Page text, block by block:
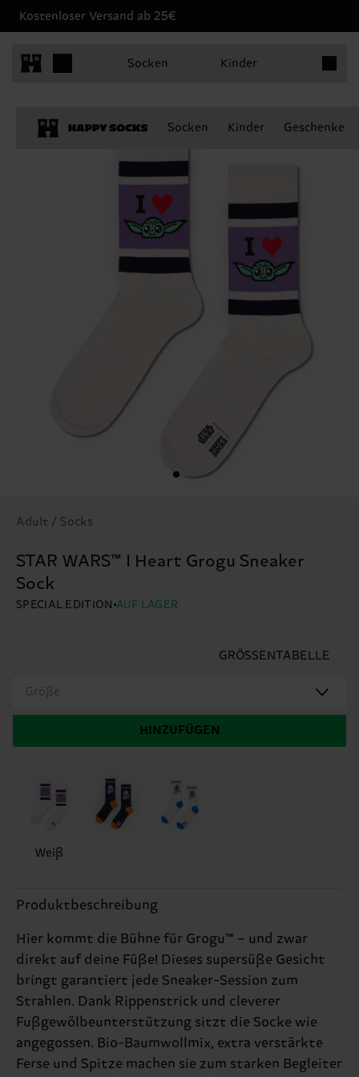
Kostenloser Versand ab 25€
Socken Kinder
Socken Kinder Geschenke
Adult / Socks
STAR WARS™ I Heart Grogu Sneaker
Sock
SPECIAL EDITION AUF LAGER
GRÖSSENTABELLE
Größe
HINZUFÜGEN
Weiß
Produktbeschreibung
Hier kommt die Bühne für Grogu™ – und zwar
direkt auf deine Füße! Dieses supersüße Gesicht
bringt garantiert jede Sneaker-Session zum
Strahlen. Dank Rippenstrick und cleverer
Fußgewölbeunterstützung sitzt die Socke wie
angegossen. Bio-Baumwollmix, extra verstärkte
Ferse und Spitze machen sie zum starken Begleiter